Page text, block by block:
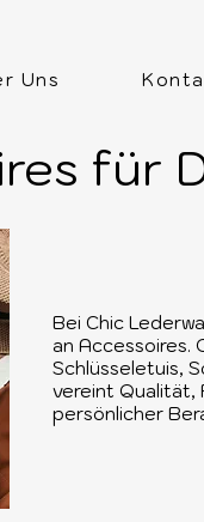
Uns
für
Bei Chic
an Accessoires.
Schlüsseletuis,
vereint Qualität,
persönlicher